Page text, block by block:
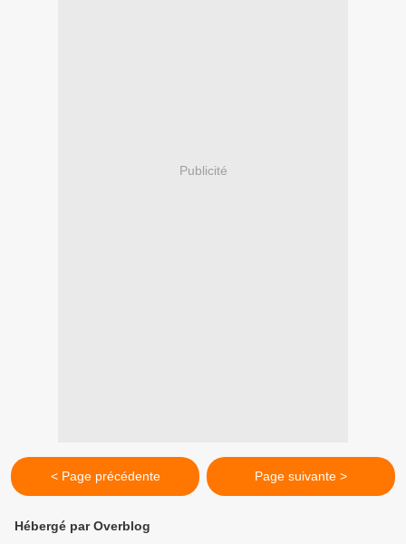
Publicité
< Page précédente Page suivante >
Hébergé par Overblog